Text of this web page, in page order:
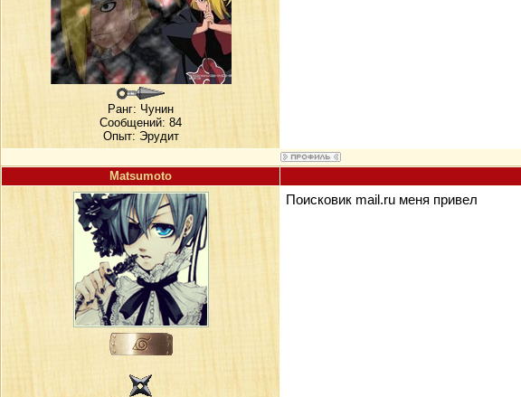
Ранг: Чунин
Сообщений: 84
Опыт: Эрудит
Matsumoto
Поисковик mail.ru меня привел